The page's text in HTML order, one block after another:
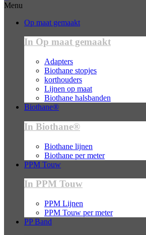
Menu
Op maat gemaakt
In Op maat gemaakt
Adapters
Biothane stopjes
korthouders
Lijnen op maat
Biothane halsbanden
Biothane®
In Biothane®
Biothane lijnen
Biothane per meter
PPM Touw
In PPM Touw
PPM Lijnen
PPM Touw per meter
PP Band